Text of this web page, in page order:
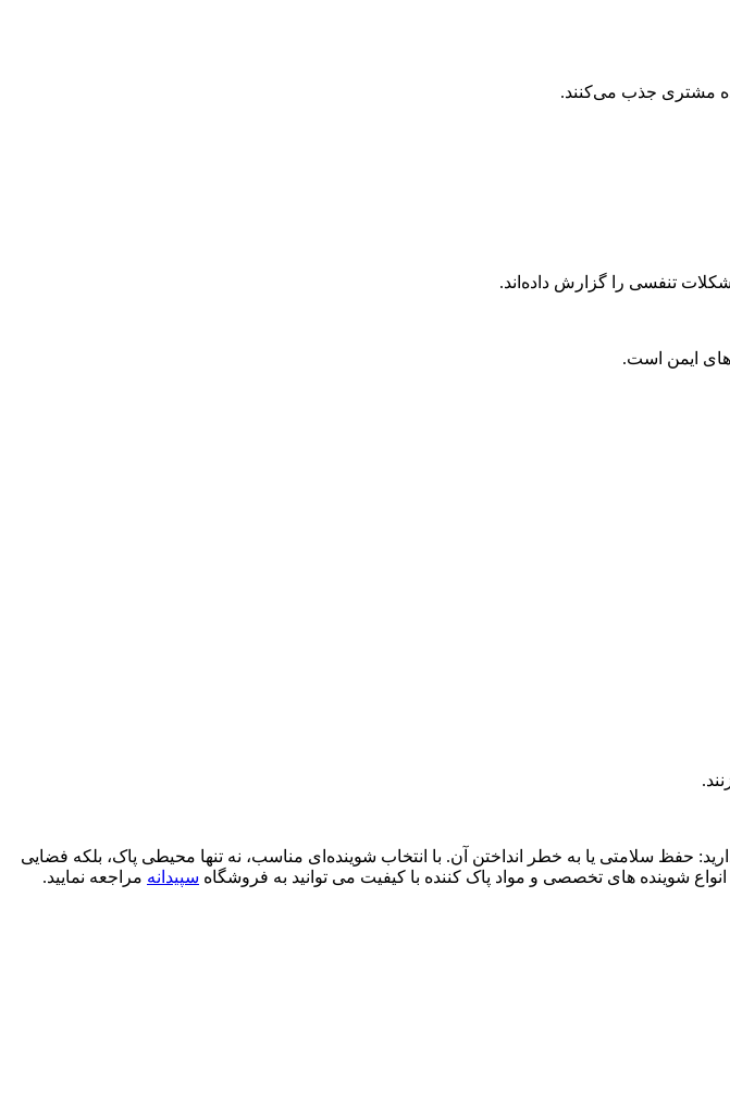
مشتری جذب می‌کنند.
تنفسی را گزارش داده‌اند.
ایمن است.
حفظ سلامتی یا به خطر انداختن آن. با انتخاب شوینده‌ای مناسب، نه تنها محیطی پاک، بلکه فضایی
انواع شوینده های تخصصی و مواد پاک کننده با کیفیت می توانید به فروشگاه سپیدانه مراجعه نمایید.